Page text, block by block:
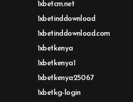
1xbetcm.net
1xbetinddownload
1xbetinddownload.com
1xbetkenya
1xbetkenya1
1xbetkenya25067
1xbetkg-login